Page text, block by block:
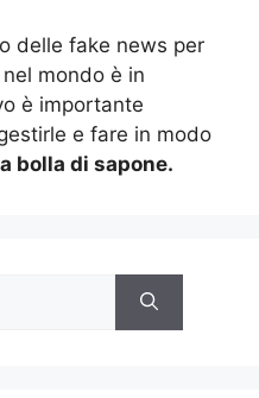
delle fake news per
mondo è in
è importante
e fare in modo
bolla di sapone.